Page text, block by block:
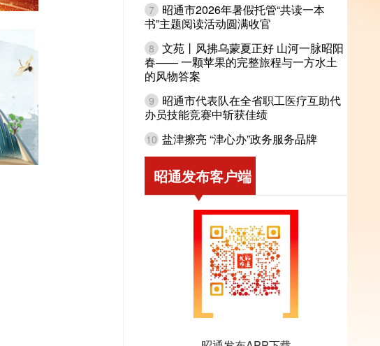
7
昭通市2026年暑假托管“共读一本
书”主题阅读活动圆满收官
8 文苑丨风拂乌蒙夏正好 山河一脉昭阳
春—— 一颗苹果的完整旅程与一方水土
的风物答案
9
昭通市代表队在全省职工医疗互助代
办员技能竞赛中斩获佳绩
10 盐津擦亮 “津心办”政务服务品牌
昭通发布客户端